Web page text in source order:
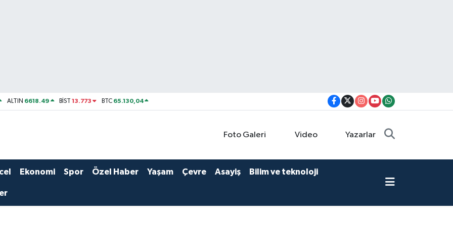
ALTIN 6618.49 BİST13.773 BTC 65.130,04
Foto Galeri Video Yazarlar
Ekonomi Spor Özel Haber Yaşam Çevre Asayiş Bilim ve teknoloji